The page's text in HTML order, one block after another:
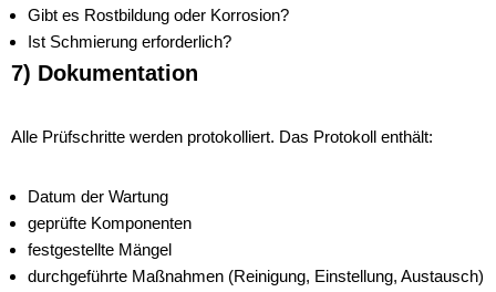
Gibt es Rostbildung oder Korrosion?
Ist Schmierung erforderlich?
7) Dokumentation
Alle Prüfschritte werden protokolliert. Das Protokoll enthält:
Datum der Wartung
geprüfte Komponenten
festgestellte Mängel
durchgeführte Maßnahmen (Reinigung, Einstellung, Austausch)